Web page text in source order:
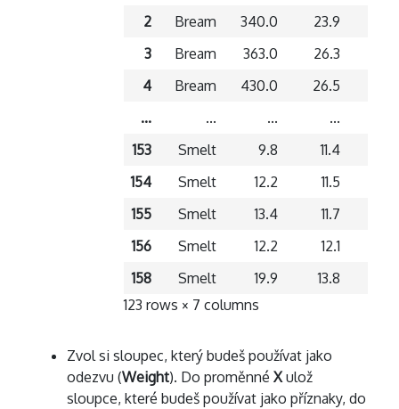
2
Bream 340.0 23.9
3
Bream 363.0 26.3
4
Bream 430.0 26.5
...
... ... ...
153
Smelt 9.8 11.4
154
Smelt 12.2 11.5
155
Smelt 13.4 11.7
156
Smelt 12.2 12.1
158
Smelt 19.9 13.8
123 rows × 7 columns
Zvol si sloupec, který budeš používat jako
odezvu (Weight). Do proměnné Xulož
sloupce, které budeš používat jako příznaky, do